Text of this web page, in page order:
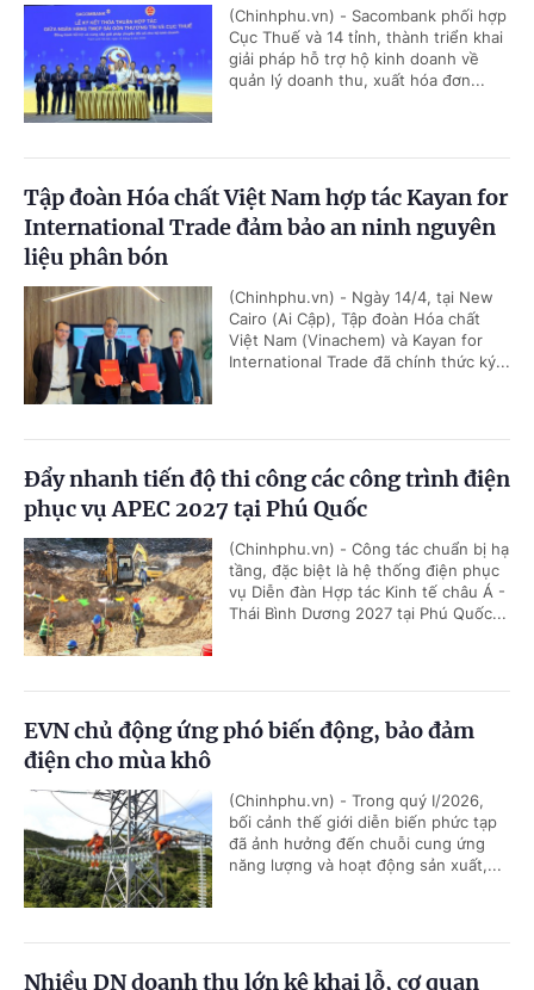
(Chinhphu.vn) - Sacombank phối hợp
Cục Thuế và 14 tỉnh, thành triển khai
giải pháp hỗ trợ hộ kinh doanh về
quản lý doanh thu, xuất hóa đơn...
Tập đoàn Hóa chất Việt Nam hợp tác Kayan for
International Trade đảm bảo an ninh nguyên
liệu phân bón
(Chinhphu.vn) - Ngày 14/4, tại New
Cairo (Ai Cập), Tập đoàn Hóa chất
Việt Nam (Vinachem) và Kayan for
International Trade đã chính thức ký...
Đẩy nhanh tiến độ thi công các công trình điện
phục vụ APEC 2027 tại Phú Quốc
(Chinhphu.vn) - Công tác chuẩn bị hạ
tầng, đặc biệt là hệ thống điện phục
vụ Diễn đàn Hợp tác Kinh tế châu Á -
Thái Bình Dương 2027 tại Phú Quốc...
EVN chủ động ứng phó biến động, bảo đảm
điện cho mùa khô
(Chinhphu.vn) - Trong quý I/2026,
bối cảnh thế giới diễn biến phức tạp
đã ảnh hưởng đến chuỗi cung ứng
năng lượng và hoạt động sản xuất,...
Nhiều DN doanh thu lớn kê khai lỗ, cơ quan